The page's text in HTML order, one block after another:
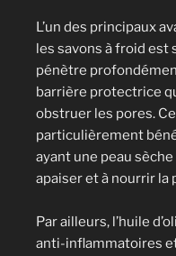
L’un des principaux
les savons à froid est
pénètre
barrière protectrice
obstruer les pores.
particulièrement
ayant une peau
apaiser et à nourrir la
Par ailleurs, l’huile
anti-inflammatoires